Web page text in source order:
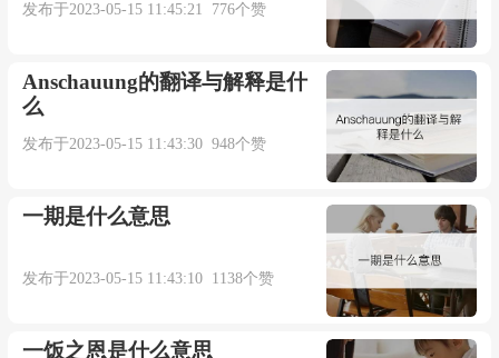
发布于2023-05-15 11:45:21 776个赞
Anschauung的翻译与解释是什
么
发布于2023-05-15 11:43:30 948个赞
一期是什么意思
发布于2023-05-15 11:43:10 1138个赞
一饭之恩是什么意思